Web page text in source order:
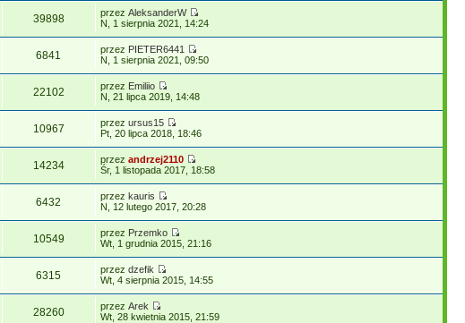
39898 przezAleksanderW
N, 1 sierpnia 2021, 14:24
6841 przez PIETER6441
N, 1 sierpnia 2021, 09:50
22102 przez Emiliio
N, 21 lipca 2019, 14:48
10967 przezursus15
Pt, 20 lipca 2018, 18:46
14234 przezandrzej2110
Śr, 1 listopada 2017, 18:58
6432 przezkauris
N, 12 lutego 2017, 20:28
10549 przez Przemko
Wt, 1 grudnia 2015, 21:16
6315 przezdzefik
Wt, 4 sierpnia 2015, 14:55
28260 przezArek
Wt, 28 kwietnia 2015, 21:59